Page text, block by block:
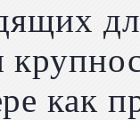
как